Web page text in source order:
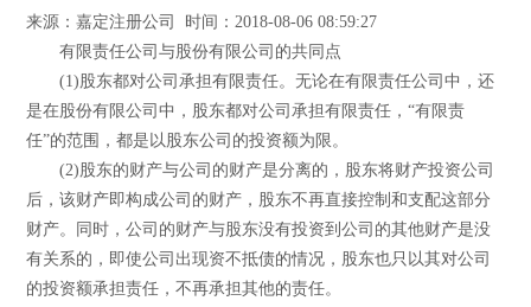
来源：嘉定注册公司 时间：2018-08-06 08:59:27
有限责任公司与股份有限公司的共同点
(1)股东都对公司承担有限责任。无论在有限责任公司中，还
是在股份有限公司中，股东都对公司承担有限责任，“有限责
任”的范围，都是以股东公司的投资额为限。
(2)股东的财产与公司的财产是分离的，股东将财产投资公司
后，该财产即构成公司的财产，股东不再直接控制和支配这部分
财产。同时，公司的财产与股东没有投资到公司的其他财产是没
有关系的，即使公司出现资不抵债的情况，股东也只以其对公司
的投资额承担责任，不再承担其他的责任。